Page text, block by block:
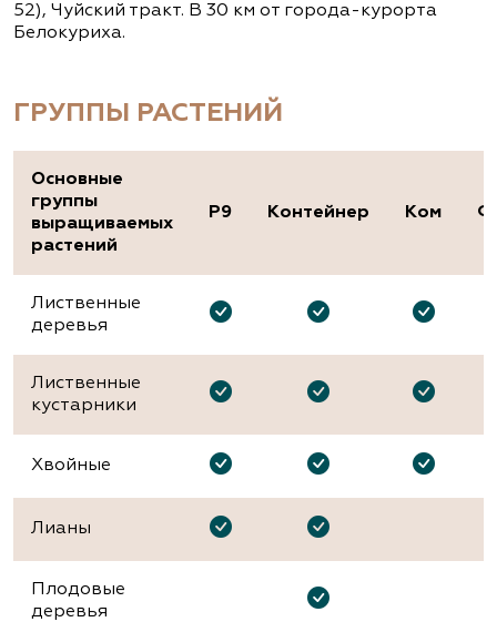
52), Чуйский тракт. В 30 км от города-курорта
Белокуриха.
ГРУППЫ РАСТЕНИЙ
Основные
группы
выращиваемых
растений
P9 Контейнер Ком
Лиственные
деревья
Лиственные
кустарники
Хвойные
Лианы
Плодовые
деревья